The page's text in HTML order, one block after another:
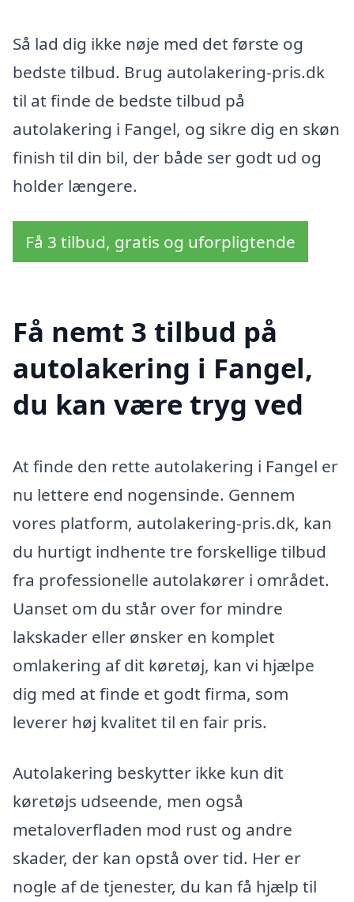
Så lad dig ikke nøje med det første og
bedste tilbud. Brug autolakering-pris.dk
til at finde de bedste tilbud på
autolakering i Fangel, og sikre dig en skøn
finish til din bil, der både ser godt ud og
holder længere.
Få 3 tilbud, gratis og uforpligtende
Få nemt 3 tilbud på
autolakering i Fangel,
du kan være tryg ved
At finde den rette autolakering i Fangel er
nu lettere end nogensinde. Gennem
vores platform, autolakering-pris.dk, kan
du hurtigt indhente tre forskellige tilbud
fra professionelle autolakører i området.
Uanset om du står over for mindre
lakskader eller ønsker en komplet
omlakering af dit køretøj, kan vi hjælpe
dig med at finde et godt firma, som
leverer høj kvalitet til en fair pris.
Autolakering beskytter ikke kun dit
køretøjs udseende, men også
metaloverfladen mod rust og andre
skader, der kan opstå over tid. Her er
nogle af de tjenester, du kan få hjælp til